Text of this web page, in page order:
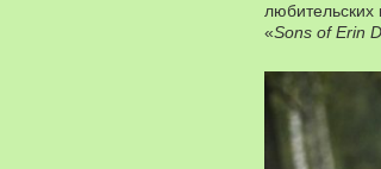
любительских
«Sons of Erin